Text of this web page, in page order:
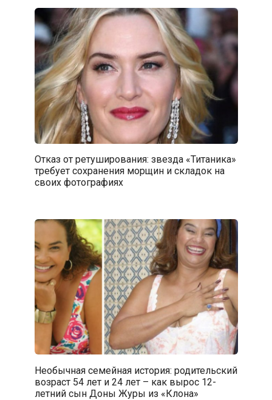
Отказ от ретуширования: звезда «Титаника»
требует сохранения морщин и складок на
своих фотографиях
Необычная семейная история: родительский
возраст 54 лет и 24 лет – как вырос 12-
летний сын Доны Журы из «Клона»